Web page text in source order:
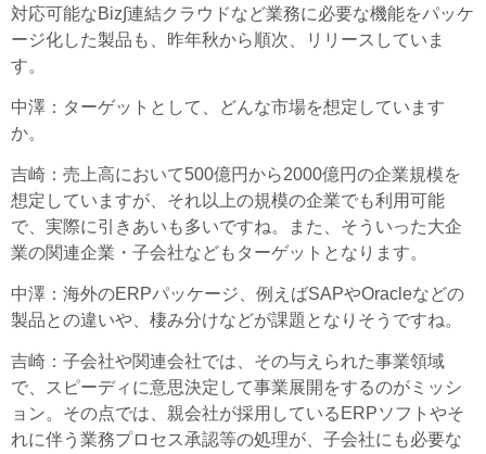
対応可能なBiz∫連結クラウドなど業務に必要な機能をパッケ
ージ化した製品も、昨年秋から順次、リリースしていま
す。
中澤 ：ターゲットとして、どんな市場を想定しています
か。
吉崎 ：売上高において500億円から2000億円の企業規模を
想定していますが、それ以上の規模の企業でも利用可能
で、実際に引きあいも多いですね。また、そういった大企
業の関連企業・子会社などもターゲットとなります。
中澤 ：海外のERPパッケージ、例えばSAPやOracleなどの
製品との違いや、棲み分けなどが課題となりそうですね。
吉崎 ：子会社や関連会社では、その与えられた事業領域
で、スピーディに意思決定して事業展開をするのがミッシ
ョン。その点では、親会社が採用しているERPソフトやそ
れに伴う業務プロセス承認等の処理が、子会社にも必要な